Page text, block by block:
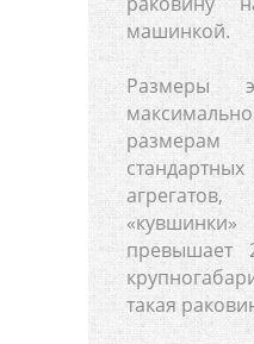
машинкой.
Размеры
размерам
такая